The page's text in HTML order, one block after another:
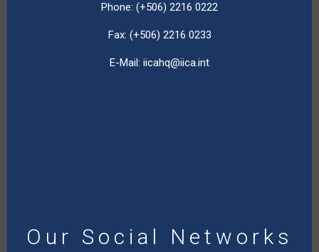
Phone: (+506) 2216 0222
Fax: (+506) 2216 0233
E-Mail: iicahq@iica.int
Our Social Networks